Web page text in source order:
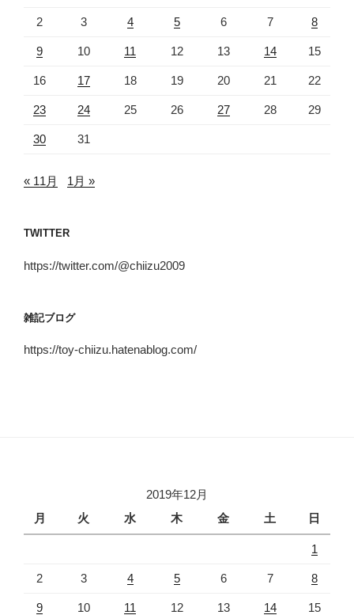
2 3 4 5 6 7 8
9 10 11 12 13 14 15
16 17 18 19 20 21 22
23 24 25 26 27 28 29
30 31
« 11月 1月 »
TWITTER
https://twitter.com/@chiizu2009
雑記ブログ
https://toy-chiizu.hatenablog.com/
2019年12月
月
火 水 木 金 土 日
1
2 3 4 5 6 7 8
9 10 11 12 13 14 15